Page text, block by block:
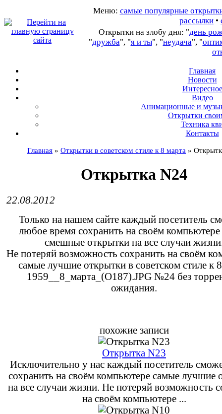
Меню: самые популярные
рассылки •
Открытки на злобу дня: "день
"дружба", "я и ты", "неудача", "
Главная
Новости
Интересное
Видео
Анимационные и
Открытки
Техника
Контакты
Главная » Открытки в советском стиле к 8 марта »
Открытка N24
22.08.2012
Только на нашем сайте каждый посетитель
любое время сохранить на своём
смешные открытки на все случаи
Не потеряй возможность сохранить на своём
самые лучшие открытки в советском стиле к
1959__8_марта_(О187).JPG №24 без
ожидания.
похожие записи
Открытка N23
Исключительно у нас каждый посетитель
сохранить на своём компьютере самые лучшие
на все случаи жизни. Не потеряй возможность
на своём компьютере ...